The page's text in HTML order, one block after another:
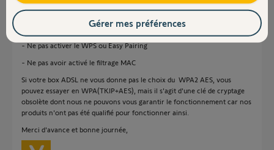
- Avoir une clé de cryptage sans caractères spéciaux ( !, :, @, ç, …)
- Être sur un canal Auto
- Ne pas activer le WPS ou Easy Pairing
- Ne pas avoir activé le filtrage MAC
Si votre box ADSL ne vous donne pas le choix du WPA2 AES, vous
pouvez essayer en WPA(TKIP+AES), mais il s'agit d'une clé de cryptage
obsolète dont nous ne pouvons vous garantir le fonctionnement car nos
produits n'ont pas été qualifié pour fonctionner ainsi.
Merci d'avance et bonne journée,
Gérer mes préférences